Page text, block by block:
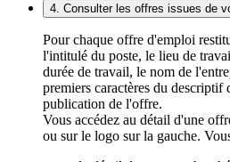
4. Consulter les offres issues de
Pour chaque offre d'emploi
l'intitulé du poste, le lieu de
durée de travail, le nom de
premiers caractères du descriptif
publication de l'offre.
Vous accédez au détail d'une
ou sur le logo sur la gauche.